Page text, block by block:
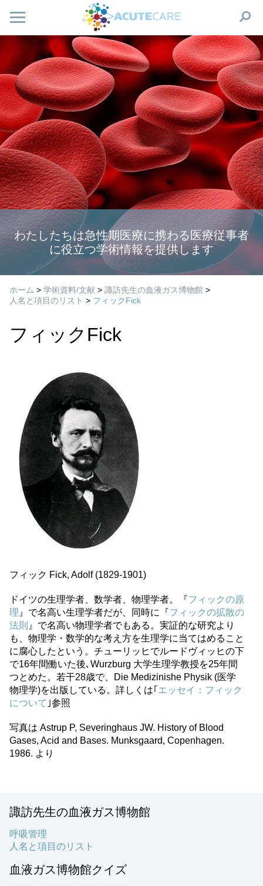
わたしたちは急性期医療に携わる医療従事者
に役立つ学術情報を提供します
ホーム > 学術資料/文献 > 諏訪先生の血液ガス博物館 >
人名と項目のリスト > フィックFick
フィックFick
フィック Fick, Adolf (1829-1901)
ドイツの生理学者、数学者、物理学者。『フィックの原
理 』で名高い生理学者だが、同時に『フィックの拡散の
法則 』で名高い物理学者でもある。実証的な研究より
も、物理学・数学的な考え方を生理学に当てはめること
に腐心したという。チューリッヒでルードヴィッヒの下
で16年間働いた後､Wurzburg 大学生理学教授を25年間
つとめた。若干28歳で、Die Medizinishe Physik (医学
物理学)を出版している。詳しくは｢ エッセイ：フィック
について ｣参照
写真は Astrup P, Severinghaus JW. History of Blood
Gases, Acid and Bases. Munksgaard, Copenhagen.
1986. より
諏訪先生の血液ガス博物館
呼吸管理
人名と項目のリスト
血液ガス博物館クイズ